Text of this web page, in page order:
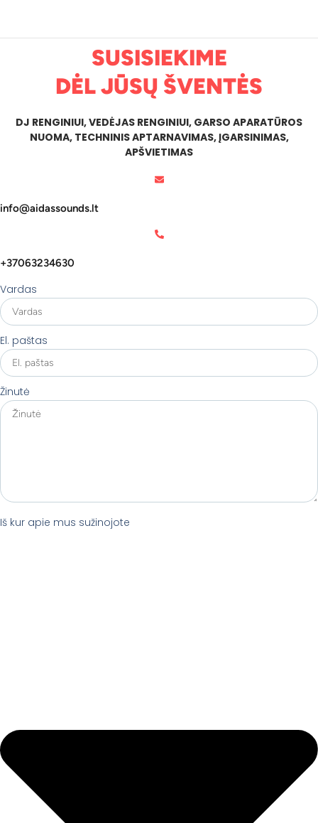
SUSISIEKIME
DĖL JŪSŲ ŠVENTĖS
DJ RENGINIUI, VEDĖJAS RENGINIUI, GARSO APARATŪROS
NUOMA, TECHNINIS APTARNAVIMAS, ĮGARSINIMAS,
APŠVIETIMAS
info@aidassounds.lt
+37063234630
Vardas
El. paštas
Žinutė
Iš kur apie mus sužinojote